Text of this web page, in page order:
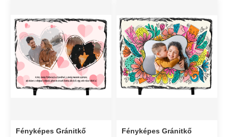
Fényképes Gránitkő
Fényképes Gránitkő